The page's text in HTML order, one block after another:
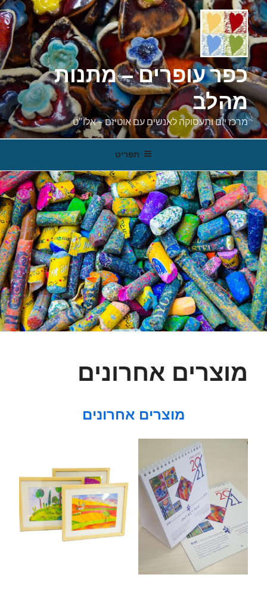
דילוג
לתוכן
כפר עופרים – מתנות
מהלב
מרכז יום ותעסוקה לאנשים עם אוטיזם – אלו"ט
תפריט
מוצרים אחרונים
מוצרים אחרונים